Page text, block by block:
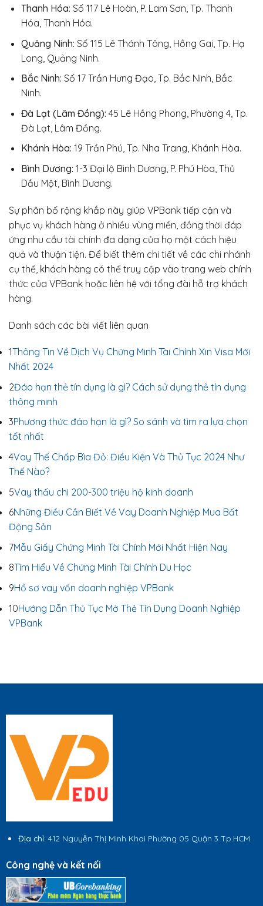
Thanh Hóa: Số 117 Lê Hoàn, P. Lam Sơn, Tp. Thanh
Hóa, Thanh Hóa.
Quảng Ninh: Số 115 Lê Thánh Tông, Hồng Gai, Tp. Hạ
Long, Quảng Ninh.
Bắc Ninh: Số 17 Trần Hưng Đạo, Tp. Bắc Ninh, Bắc
Ninh.
Đà Lạt (Lâm Đồng): 45 Lê Hồng Phong, Phường 4, Tp.
Đà Lạt, Lâm Đồng.
Khánh Hòa: 19 Trần Phú, Tp. Nha Trang, Khánh Hòa.
Bình Dương: 1-3 Đại lộ Bình Dương, P. Phú Hòa, Thủ
Dầu Một, Bình Dương.
Sự phân bố rộng khắp này giúp VPBank tiếp cận và
phục vụ khách hàng ở nhiều vùng miền, đồng thời đáp
ứng nhu cầu tài chính đa dạng của họ một cách hiệu
quả và thuận tiện. Để biết thêm chi tiết về các chi nhánh
cụ thể, khách hàng có thể truy cập vào trang web chính
thức của VPBank hoặc liên hệ với tổng đài hỗ trợ khách
hàng.
Danh sách các bài viết liên quan
1Thông Tin Về Dịch Vụ Chứng Minh Tài Chính Xin Visa Mới
Nhất 2024
2Đáo hạn thẻ tín dụng là gì? Cách sử dụng thẻ tín dụng
thông minh
3Phương thức đáo hạn là gì? So sánh và tìm ra lựa chọn
tốt nhất
4Vay Thế Chấp Bìa Đỏ: Điều Kiện Và Thủ Tục 2024 Như
Thế Nào?
5Vay thấu chi 200-300 triệu hộ kinh doanh
6Những Điều Cần Biết Về Vay Doanh Nghiệp Mua Bất
Động Sản
7Mẫu Giấy Chứng Minh Tài Chính Mới Nhất Hiện Nay
8Tìm Hiểu Về Chứng Minh Tài Chính Du Học
9Hồ sơ vay vốn doanh nghiệp VPBank
10Hướng Dẫn Thủ Tục Mở Thẻ Tín Dụng Doanh Nghiệp
VPBank
Địa chỉ: 412 Nguyễn Thị Minh Khai Phường 05 Quận 3 Tp.HCM
Công nghệ và kết nối